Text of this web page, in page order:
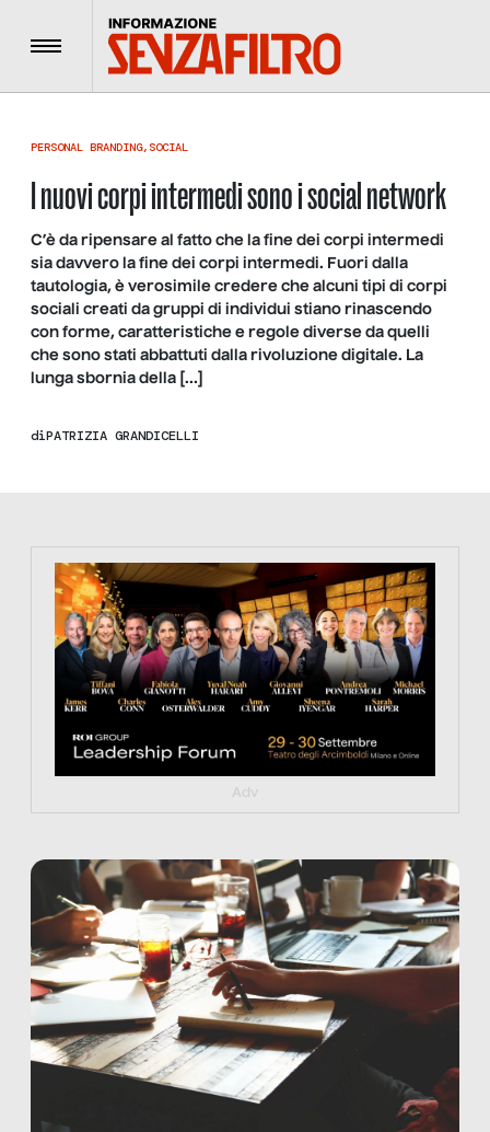
Menu
PERSONAL BRANDING, SOCIAL
I nuovi corpi intermedi sono i social network
C’è da ripensare al fatto che la fine dei corpi intermedi
sia davvero la fine dei corpi intermedi. Fuori dalla
tautologia, è verosimile credere che alcuni tipi di corpi
sociali creati da gruppi di individui stiano rinascendo
con forme, caratteristiche e regole diverse da quelli
che sono stati abbattuti dalla rivoluzione digitale. La
lunga sbornia della […]
diPATRIZIA GRANDICELLI
https://tinyurl.com/363fvfm9
Adv